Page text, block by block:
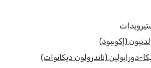
(إكويبوذ)
دورابولين (ناندرولون ديكانوات)